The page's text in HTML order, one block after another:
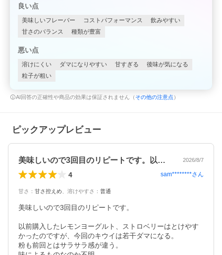
良い点
美味しいフレーバー コストパフォーマンス
飲みやすい
甘さのバランス
種類が豊富
悪い点
溶けにくい ダマになりやすい 甘すぎる
後味が気になる
粒子が粗い
AI回答の正確性や商品の効果は保証されません（ その他の注意点 ）
ピックアップレビュー
美味しいので3回目のリピートです。以前… 2026/8/7
4 sam********さん
甘さ ： 甘さ控えめ 溶けやすさ ： 普通
美味しいので3回目のリピートです。
以前購入したレモンヨーグルト、ストロベリーはとけやす
かったのですが、今回のキウイは若干ダマになる。
粉も前回とはサラサラ感が違う。